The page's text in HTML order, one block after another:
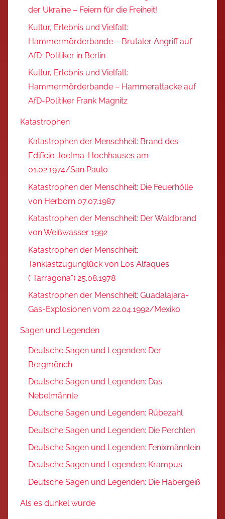
der Ukraine – Feiern für die Freiheit!
Kultur, Erlebnis und Vielfalt:
Hammermörderbande – Brutaler Angriff auf
AfD-Politiker in Berlin
Kultur, Erlebnis und Vielfalt:
Hammermörderbande – Hammerattacke auf
AfD-Politiker Frank Magnitz
Katastrophen
Katastrophen der Menschheit: Brand des
Edifício Joelma-Hochhauses am
01.02.1974/San Paulo
Katastrophen der Menschheit: Die Feuerhölle
von Herborn 07.07.1987
Katastrophen der Menschheit: Der Waldbrand
von Weißwasser 1992
Katastrophen der Menschheit:
Tanklastzugunglück von Los Alfaques
(“Tarragona”) 25.08.1978
Katastrophen der Menschheit: Guadalajara-
Gas-Explosionen vom 22.04.1992/Mexiko
Sagen und Legenden
Deutsche Sagen und Legenden: Der
Bergmönch
Deutsche Sagen und Legenden: Das
Nebelmännle
Deutsche Sagen und Legenden: Rübezahl
Deutsche Sagen und Legenden: Die Perchten
Deutsche Sagen und Legenden: Fenixmännlein
Deutsche Sagen und Legenden: Krampus
Deutsche Sagen und Legenden: Die Habergeiß
Als es dunkel wurde